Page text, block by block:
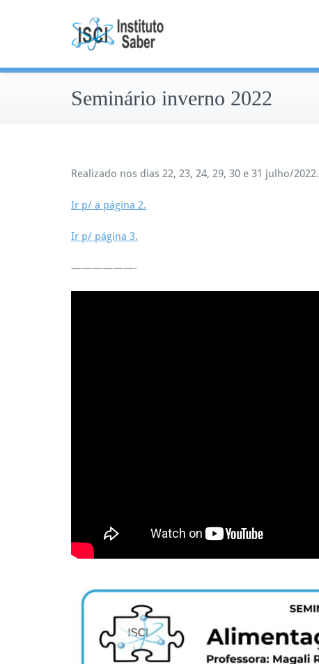
Seminário inverno 2022
Realizado nos dias 22, 23, 24, 29, 30 e 31 julho/2022.
Ir p/ a página 2.
Ir p/ página 3.
——————-